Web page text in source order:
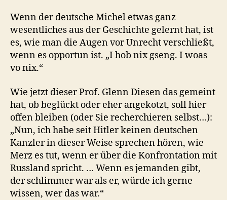
Wenn der deutsche Michel etwas ganz
wesentliches aus der Geschichte gelernt hat, ist
es, wie man die Augen vor Unrecht verschließt,
wenn es opportun ist. „I hob nix gseng. I woas
vo nix.“
Wie jetzt dieser Prof. Glenn Diesen das gemeint
hat, ob beglückt oder eher angekotzt, soll hier
offen bleiben (oder Sie recherchieren selbst…):
„Nun, ich habe seit Hitler keinen deutschen
Kanzler in dieser Weise sprechen hören, wie
Merz es tut, wenn er über die Konfrontation mit
Russland spricht. … Wenn es jemanden gibt,
der schlimmer war als er, würde ich gerne
wissen, wer das war.“